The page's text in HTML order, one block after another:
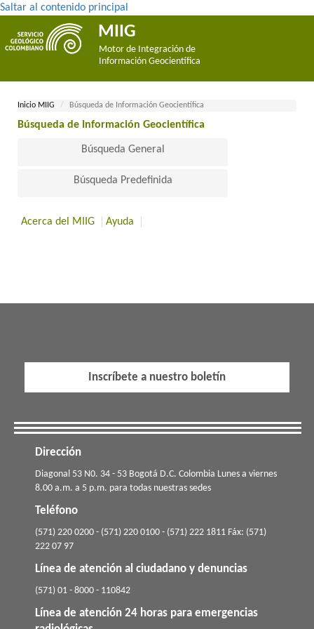
Saltar al contenido principal
MIIG
Motor de Integración de
Información Geocientífica
Inicio MII​​​G Búsqueda de Información Geocientífica
Búsqueda de Información Geocientífica​
Búsqueda General
Búsqueda Predefinida
Acerca del MIIG Ayuda
Inscríbete a nuestro boletín
Dirección
​​​Diagonal 53 N0. 34 - 53 Bogotá D.C. Colombia Lunes a viernes
8.00 a.m. a 5 p.m. para todas nuestras sedes
Teléfono
(571) 220 0200 - (571) 220 0100 - (571) 222 1811 Fáx: (571)
222 07 97
Línea de atención al ciudadano y denuncias
(571) 01 - 8000 - 110842
Línea de atención 24 horas para emergencias